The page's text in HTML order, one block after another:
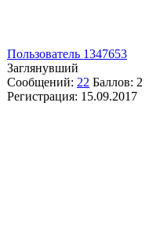
Пользователь 1347653
Заглянувший
Сообщений: 22 Баллов: 2
Регистрация: 15.09.2017